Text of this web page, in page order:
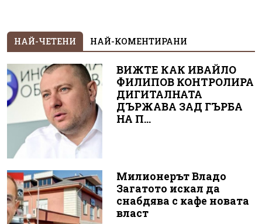
НАЙ-ЧЕТЕНИ НАЙ-КОМЕНТИРАНИ
ВИЖТЕ КАК ИВАЙЛО
ФИЛИПОВ КОНТРОЛИРА
ДИГИТАЛНАТА
ДЪРЖАВА ЗАД ГЪРБА
НА П...
Милионерът Владо
Загатото искал да
снабдява с кафе новата
власт